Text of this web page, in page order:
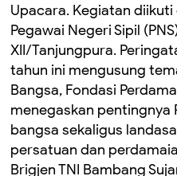
Upacara. Kegiatan
Pegawai Negeri Sipil
XII/Tanjungpura.
tahun ini mengusung
Bangsa, Fondasi
menegaskan pentingnya
bangsa sekaligus
persatuan dan
Brigjen TNI Bambang